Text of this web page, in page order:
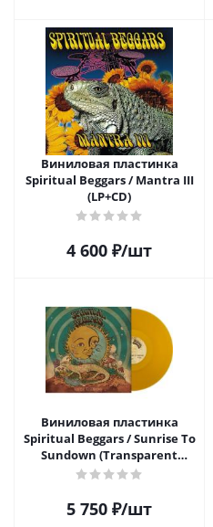
Виниловая пластинка
Spiritual Beggars / Mantra III
(LP+CD)
4 600 ₽/шт
Виниловая пластинка
Spiritual Beggars / Sunrise To
Sundown (Transparent
Yellow) (1LP)
5 750 ₽/шт